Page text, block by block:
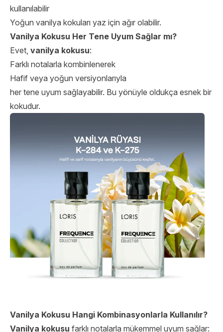
kullanılabilir
Yoğun vanilya kokuları yaz için ağır olabilir.
Vanilya Kokusu Her Tene Uyum Sağlar mı?
Evet, vanilya kokusu:
Farklı notalarla kombinlenerek
Hafif veya yoğun versiyonlarıyla
her tene uyum sağlayabilir. Bu yönüyle oldukça esnek bir
kokudur.
Vanilya Kokusu Hangi Kombinasyonlarla Kullanılır?
Vanilya kokusu farklı notalarla mükemmel uyum sağlar: